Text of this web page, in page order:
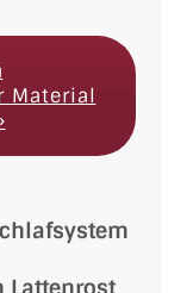
Material